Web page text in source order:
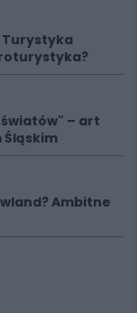
Turystyka
– art
Śląskim
Ambitne